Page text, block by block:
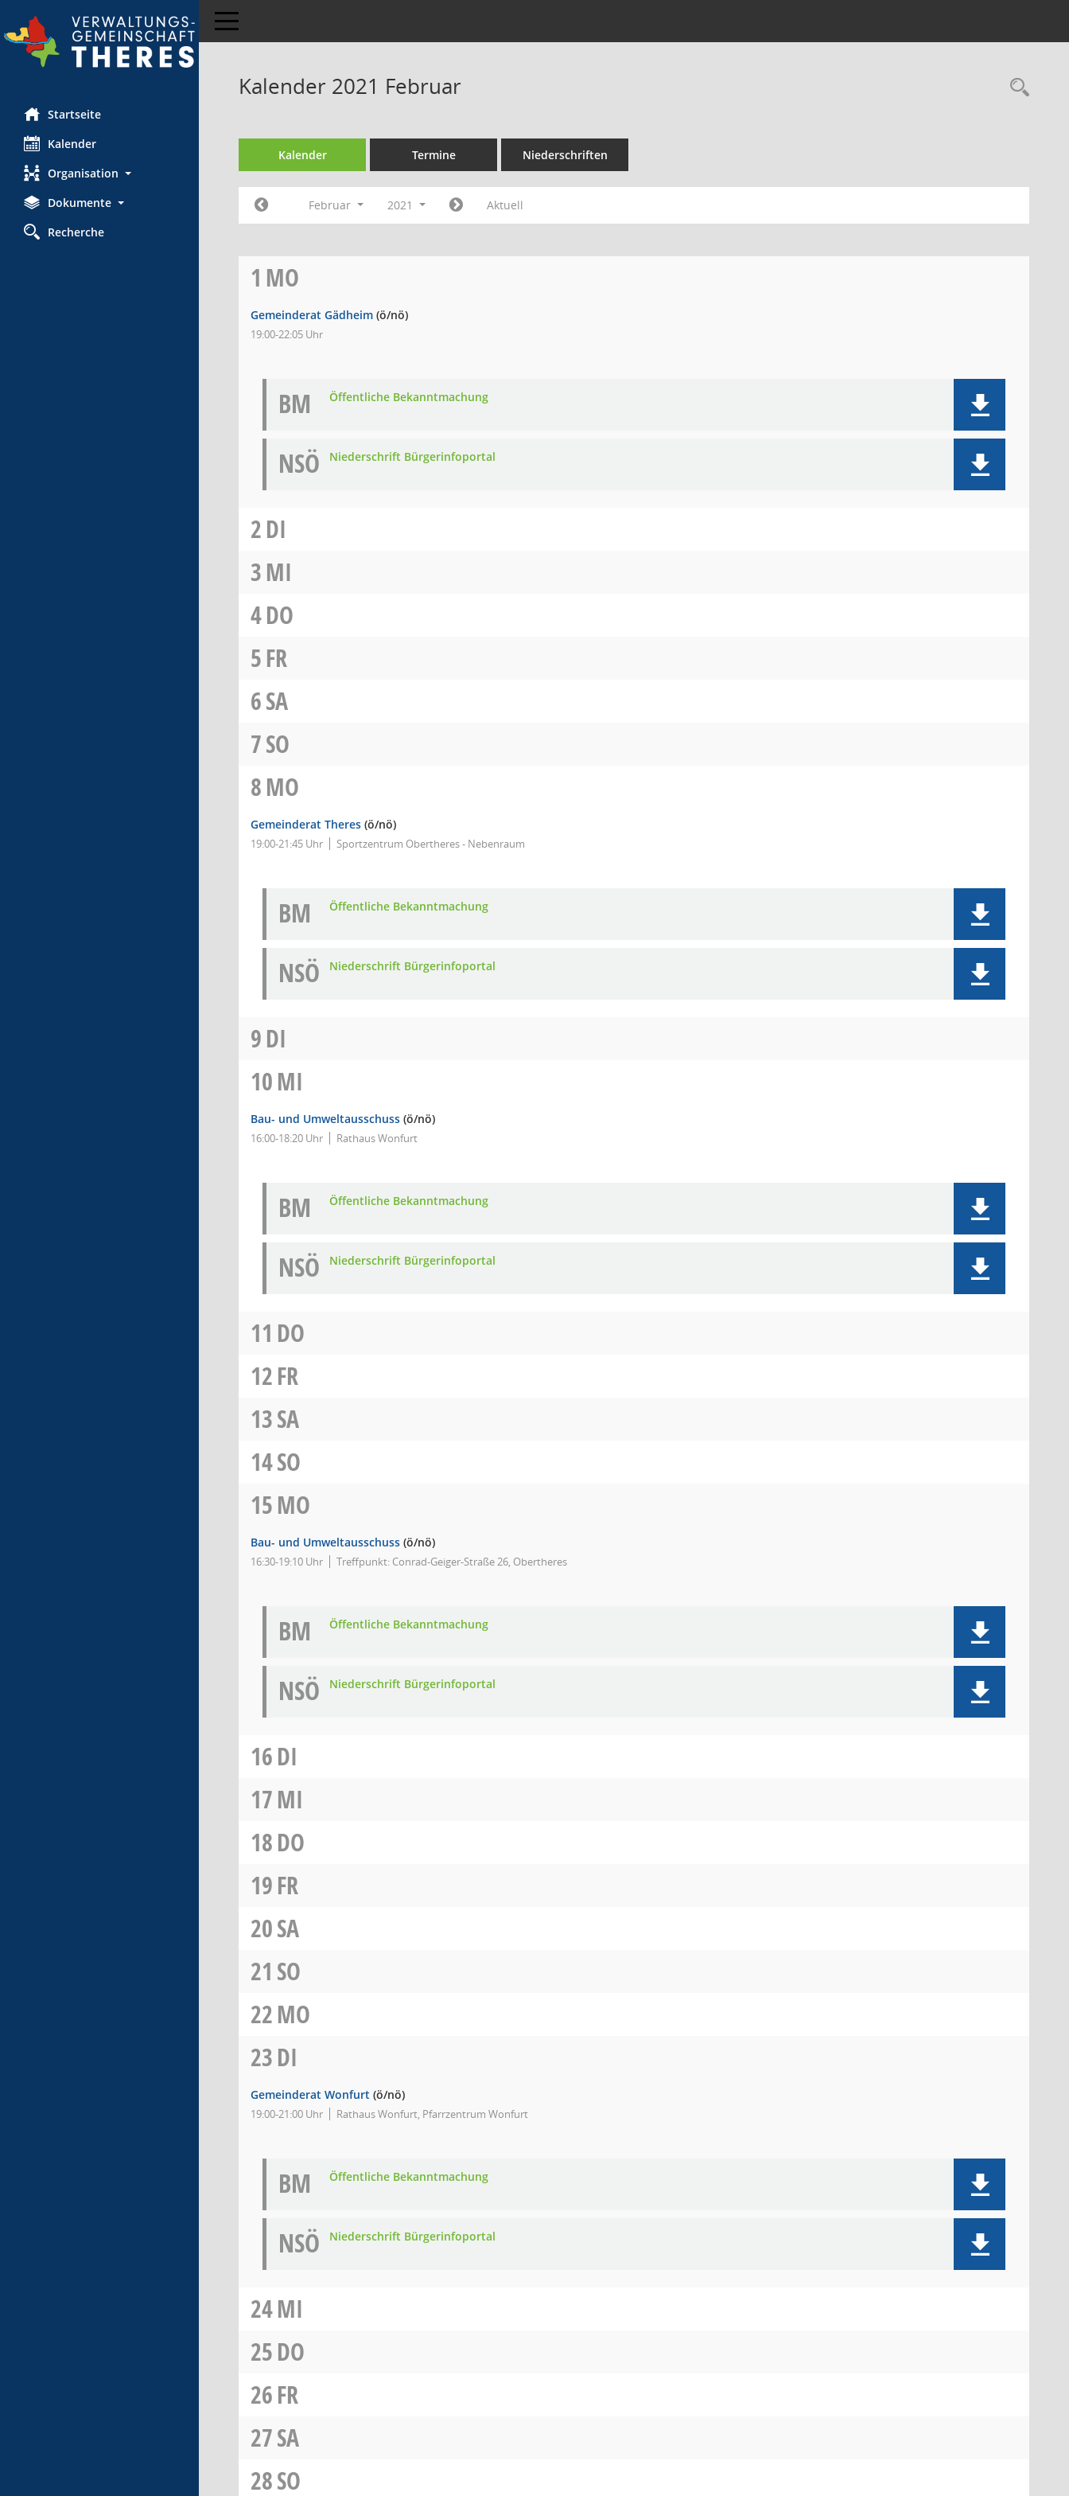
Startseite
Kalender
Organisation
Dokumente
Recherche
Toggle navigation
Kalender 2021 Februar
Kalender Termine Niederschriften
Februar 2021 Aktuell
1 MO
Gemeinderat Gädheim (ö/nö)
19:00-22:05 Uhr
BM Öffentliche Bekanntmachung
NSÖ Niederschrift Bürgerinfoportal
2DI
3MI
4DO
5FR
6SA
7SO
8MO
Gemeinderat Theres (ö/nö)
19:00-21:45 Uhr Sportzentrum Obertheres - Nebenraum
BM Öffentliche Bekanntmachung
NSÖ Niederschrift Bürgerinfoportal
9DI
10MI
Bau- und Umweltausschuss (ö/nö)
16:00-18:20 Uhr Rathaus Wonfurt
BM Öffentliche Bekanntmachung
NSÖ Niederschrift Bürgerinfoportal
11 DO
12FR
13SA
14SO
15MO
Bau- und Umweltausschuss (ö/nö)
16:30-19:10 Uhr Treffpunkt: Conrad-Geiger-Straße 26, Obertheres
BM Öffentliche Bekanntmachung
NSÖ Niederschrift Bürgerinfoportal
16DI
17MI
18DO
19FR
20SA
21 SO
22MO
23DI
Gemeinderat Wonfurt (ö/nö)
19:00-21:00 Uhr Rathaus Wonfurt, Pfarrzentrum Wonfurt
BM Öffentliche Bekanntmachung
NSÖ Niederschrift Bürgerinfoportal
24MI
25DO
26FR
27SA
28SO